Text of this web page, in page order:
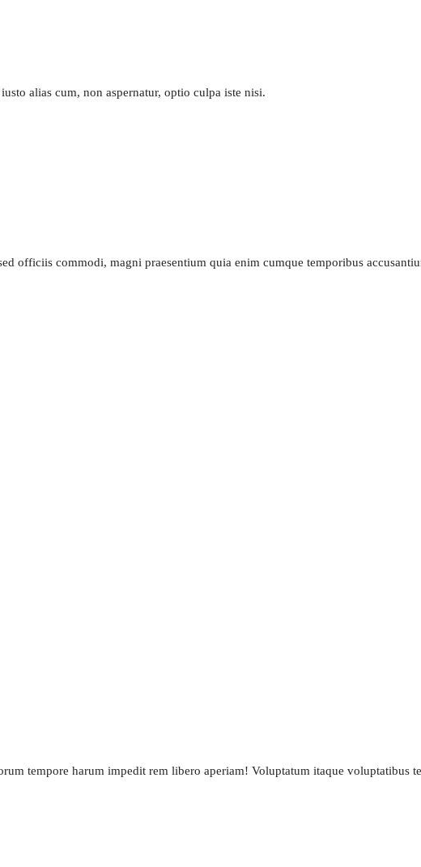
alias cum, non aspernatur, optio culpa iste nisi.
officiis commodi, magni praesentium quia enim cumque temporibus
tempore harum impedit rem libero aperiam! Voluptatum itaque voluptatibus